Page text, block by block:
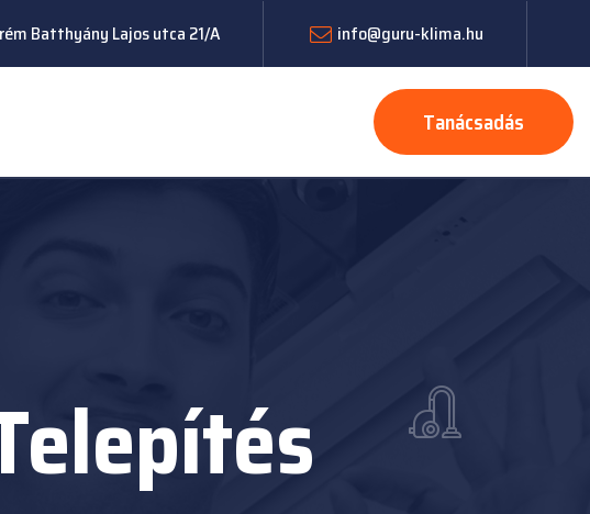
Batthyány Lajos utca 21/A info@guru-klima.hu
Tanácsadás